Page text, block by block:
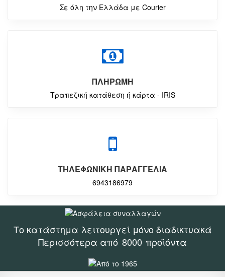
Σε όλη την Ελλάδα με Courier
ΠΛΗΡΩΜΗ
Τραπεζική κατάθεση ή κάρτα - IRIS
ΤΗΛΕΦΩΝΙΚΗ ΠΑΡΑΓΓΕΛΙΑ
6943186979
Το κατάστημα λειτουργεί μόνο διαδικτυακά
Περισσότερα από 8000 προϊόντα